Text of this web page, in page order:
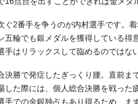
ぐ2番手を争うのが内村選手です。
五輪でも銀メダルを獲得している得
手はリラックスして臨めるのではな
決勝で発症したぎっくり腰。直前ま
した際には、個人総合決勝を戦った
手での金銀独占もあり得るため、ま